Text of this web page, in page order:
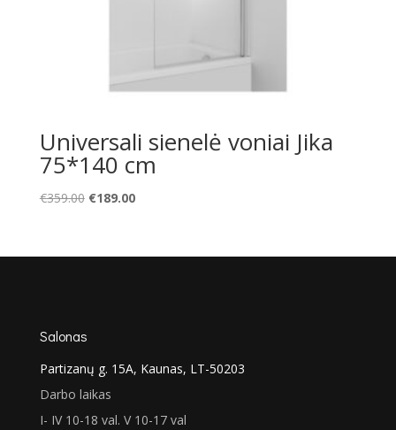
Universali sienelė voniai Jika
75*140 cm
€359.00 Original
€359.00.
€189.00Current
€189.00.
Salonas
Partizanų g. 15A, Kaunas, LT-50203
Darbo laikas
I- IV 10-18 val. V 10-17 val